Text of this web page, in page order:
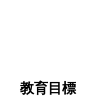
教育目標